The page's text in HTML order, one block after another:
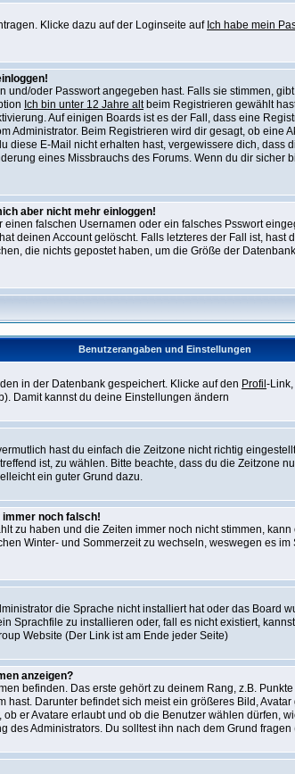
Klicke dazu auf der Loginseite auf Ich habe mein
und/oder Passwort angegeben hast. Falls sie stimmen,
Ich bin unter 12 Jahre altbeim Registrieren gewählt
Auf einigen Boards ist es der Fall, dass eine
Administrator. Beim Registrieren wird dir gesagt, ob eine
diese E-Mail nicht erhalten hast, vergewissere dich, dass
eines Missbrauchs des Forums. Wenn du dir sicher
aber nicht mehr einloggen!
falschen Usernamen oder ein falsches Psswort
deinen Account gelöscht. Falls letzteres der Fall ist, hast
die nichts gepostet haben, um die Größe der
Benutzerangaben und Einstellungen
in der Datenbank gespeichert. Klicke auf den Profil -
Damit kannst du deine Einstellungen ändern
hast du einfach die Zeitzone nicht richtig
ist, zu wählen. Bitte beachte, dass du die Zeitzone
ein guter Grund dazu.
immer noch falsch!
zu haben und die Zeiten immer noch nicht stimmen,
Winter- und Sommerzeit zu wechseln, weswegen es
die Sprache nicht installiert hat oder das Board
Sprachfile zu installieren oder, fall es nicht existiert,
Website (Der Link ist am Ende jeder Seite)
anzeigen?
befinden. Das erste gehört zu deinem Rang, z.B.
hast. Darunter befindet sich meist ein größeres Bild,
er Avatare erlaubt und ob die Benutzer wählen dürfen,
des Administrators. Du solltest ihn nach dem Grund